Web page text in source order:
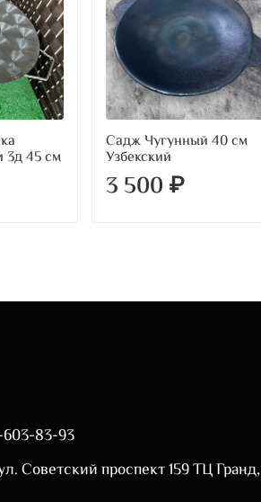
3д 45 см
Садж Чугунный 40 см
Узбекский
3 500 ₽
603-83-93
Советский проспект 159 ТЦ Гранд,